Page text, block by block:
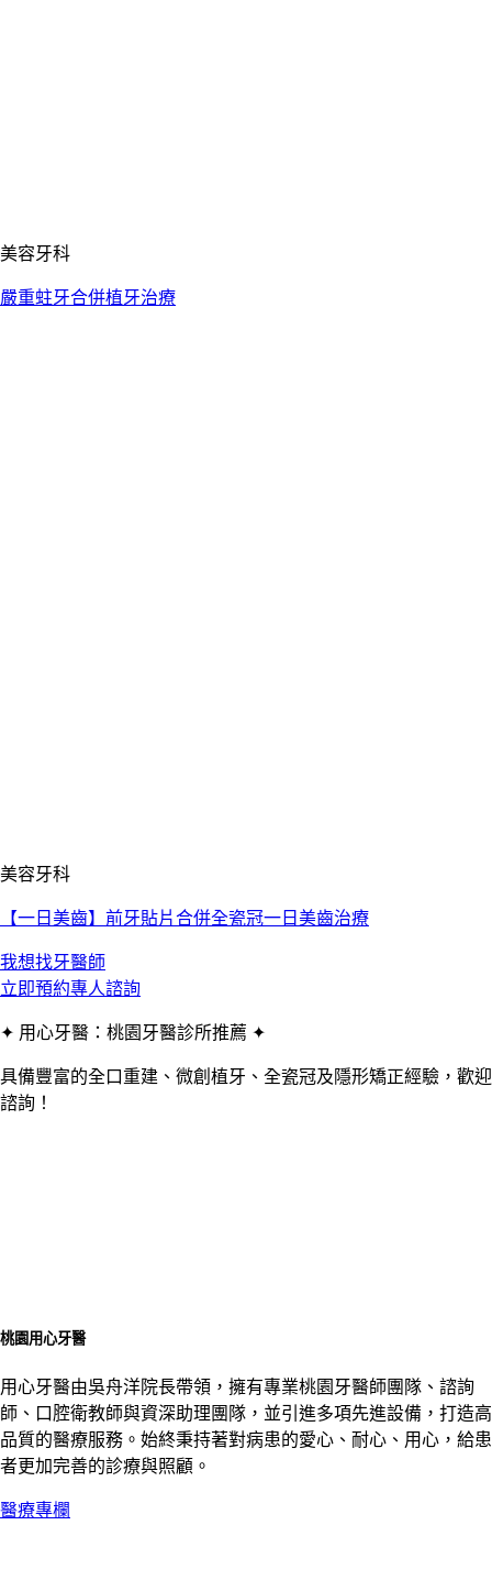
美容牙科
嚴重蛀牙合併植牙治療
美容牙科
【一日美齒】前牙貼片合併全瓷冠一日美齒治療
我想找牙醫師
立即預約專人諮詢
✦ 用心牙醫：桃園牙醫診所推薦 ✦
具備豐富的全口重建、微創植牙、全瓷冠及隱形矯正經驗，歡迎
諮詢！
桃園用心牙醫
用心牙醫由吳舟洋院長帶領，擁有專業桃園牙醫師團隊、諮詢
師、口腔衛教師與資深助理團隊，並引進多項先進設備，打造高
品質的醫療服務。始終秉持著對病患的愛心、耐心、用心，給患
者更加完善的診療與照顧。
醫療專欄